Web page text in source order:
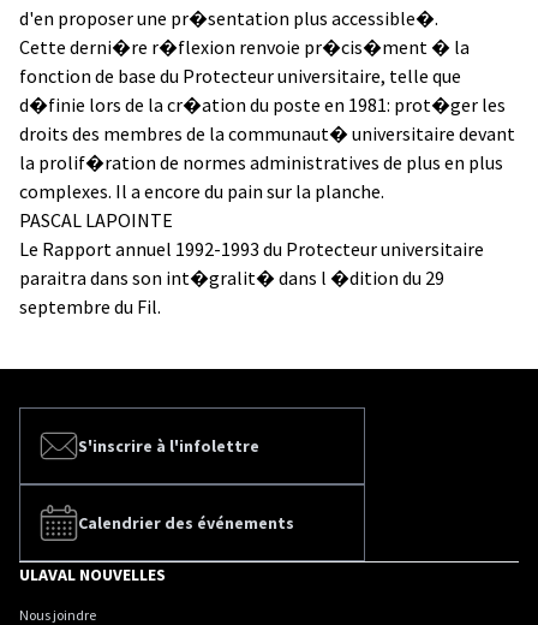
d'en proposer une pr�sentation plus accessible�.
Cette derni�re r�flexion renvoie pr�cis�ment � la
fonction de base du Protecteur universitaire, telle que
d�finie lors de la cr�ation du poste en 1981: prot�ger les
droits des membres de la communaut� universitaire devant
la prolif�ration de normes administratives de plus en plus
complexes. Il a encore du pain sur la planche.
PASCAL LAPOINTE
Le Rapport annuel 1992-1993 du Protecteur universitaire
paraitra dans son int�gralit� dans l �dition du 29
septembre du Fil.
S'inscrire à l'infolettre
Calendrier des événements
ULAVAL NOUVELLES
Nous joindre